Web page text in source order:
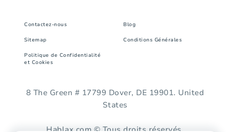
Contactez-nous Blog
Sitemap Conditions Générales
Politique de Confidentialité
et Cookies
8 The Green # 17799 Dover, DE 19901. United
States
Hablax.com © Tous droits réservés.